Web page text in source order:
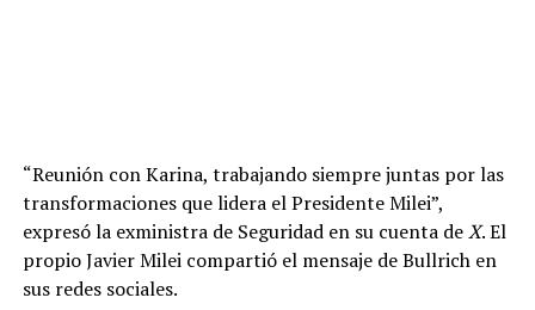
“Reunión con Karina, trabajando siempre juntas por las
transformaciones que lidera el Presidente Milei”,
expresó la exministra de Seguridad en su cuenta deX. El
propio Javier Milei compartió el mensaje de Bullrich en
sus redes sociales.